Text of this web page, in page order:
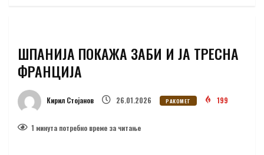
ШПАНИЈА ПОКАЖА ЗАБИ И ЈА ТРЕСНА
ФРАНЦИЈА
Кирил Стојанов 26.01.2026 РАКОМЕТ 199
1 минутa потребно време за читање